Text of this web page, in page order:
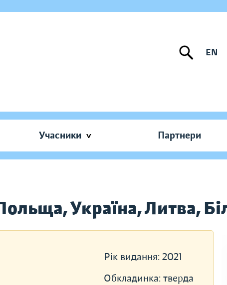
EN
Учасники Партнери
Україна, Литва,
Рік видання: 2021
Обкладинка: тверда